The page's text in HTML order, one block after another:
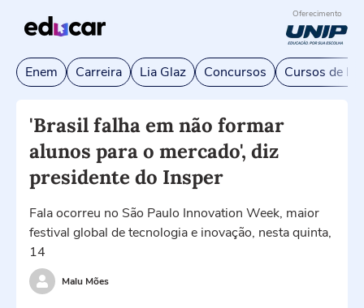
Oferecimento
Enem Carreira Lia Glaz Concursos Cursos de
'Brasil falha em não formar
alunos para o mercado', diz
presidente do Insper
Fala ocorreu no São Paulo Innovation Week, maior
festival global de tecnologia e inovação, nesta quinta,
14
Malu Mões